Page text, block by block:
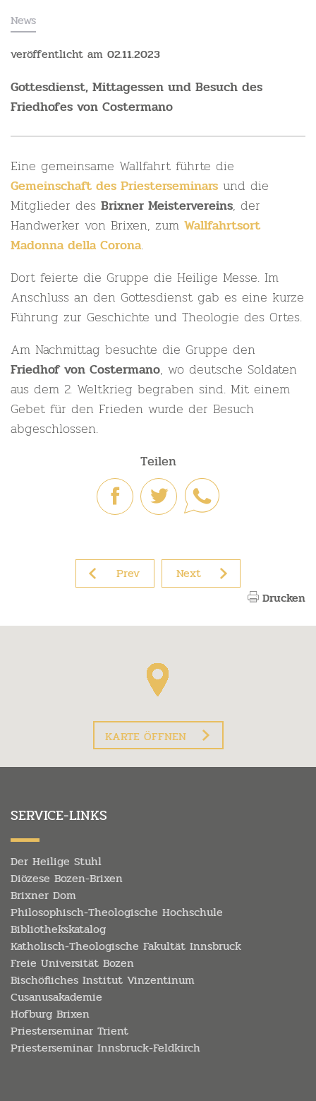
News
veröffentlicht am 02.11.2023
Gottesdienst, Mittagessen und Besuch des
Friedhofes von Costermano
Eine gemeinsame Wallfahrt führte die
Gemeinschaft des Priesterseminars und die
Mitglieder des Brixner Meistervereins, der
Handwerker von Brixen, zum Wallfahrtsort
Madonna della Corona.
Dort feierte die Gruppe die Heilige Messe. Im
Anschluss an den Gottesdienst gab es eine kurze
Führung zur Geschichte und Theologie des Ortes.
Am Nachmittag besuchte die Gruppe den
Friedhof von Costermano, wo deutsche Soldaten
aus dem 2. Weltkrieg begraben sind. Mit einem
Gebet für den Frieden wurde der Besuch
abgeschlossen.
Teilen
Prev
Next
Drucken
KARTE ÖFFNEN
SERVICE-LINKS
Der Heilige Stuhl
Diözese Bozen-Brixen
Brixner Dom
Philosophisch-Theologische Hochschule
Bibliothekskatalog
Katholisch-Theologische Fakultät Innsbruck
Freie Universität Bozen
Bischöfliches Institut Vinzentinum
Cusanusakademie
Hofburg Brixen
Priesterseminar Trient
Priesterseminar Innsbruck-Feldkirch